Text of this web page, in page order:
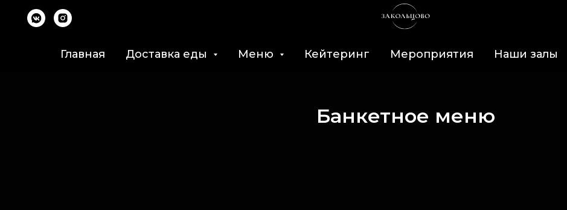
Главная Доставка еды Меню Кейтеринг Мероприятия Наши залы
Банкетное меню